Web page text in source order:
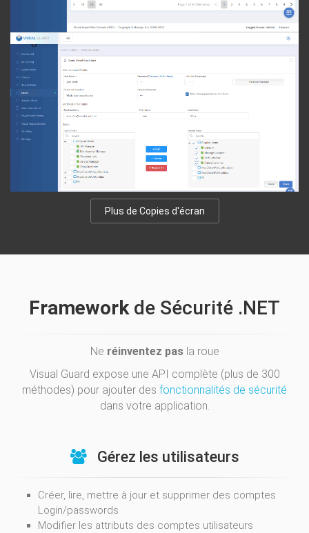
Plus de Copies d'écran
Frameworkde Sécurité .NET
Ne réinventez pas la roue
Visual Guard expose une API complète (plus de 300
méthodes) pour ajouter des fonctionnalités de sécurité
dans votre application.
Gérez les utilisateurs
Créer, lire, mettre à jour et supprimer des comptes
Login/passwords
Modifier les attributs des comptes utilisateurs